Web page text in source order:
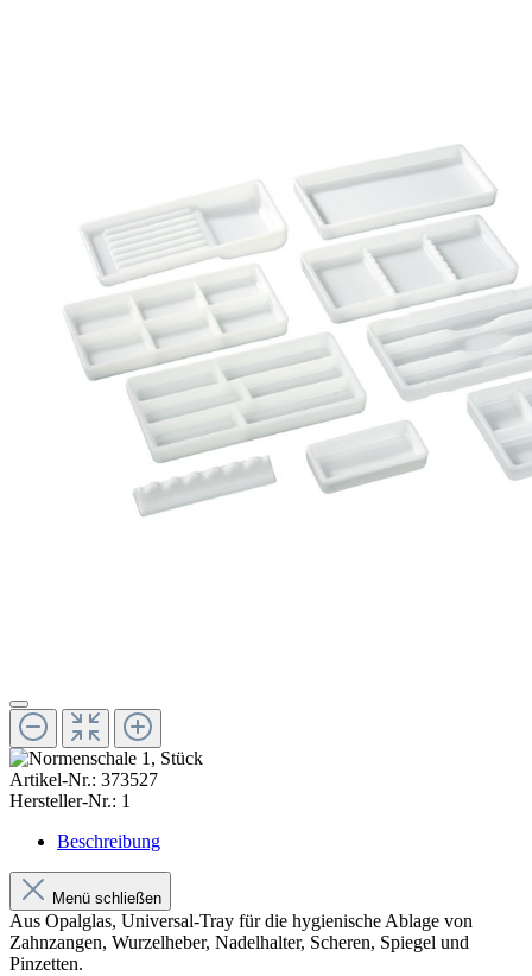
Artikel-Nr.: 373527
Hersteller-Nr.: 1
Beschreibung
Menü schließen
Aus Opalglas, Universal-Tray für die hygienische Ablage von
Zahnzangen, Wurzelheber, Nadelhalter, Scheren, Spiegel und
Pinzetten.